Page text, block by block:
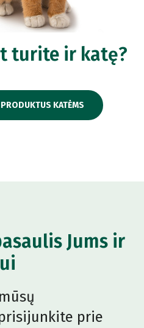
turite ir katę?
KATĖMS
Jums ir
prie